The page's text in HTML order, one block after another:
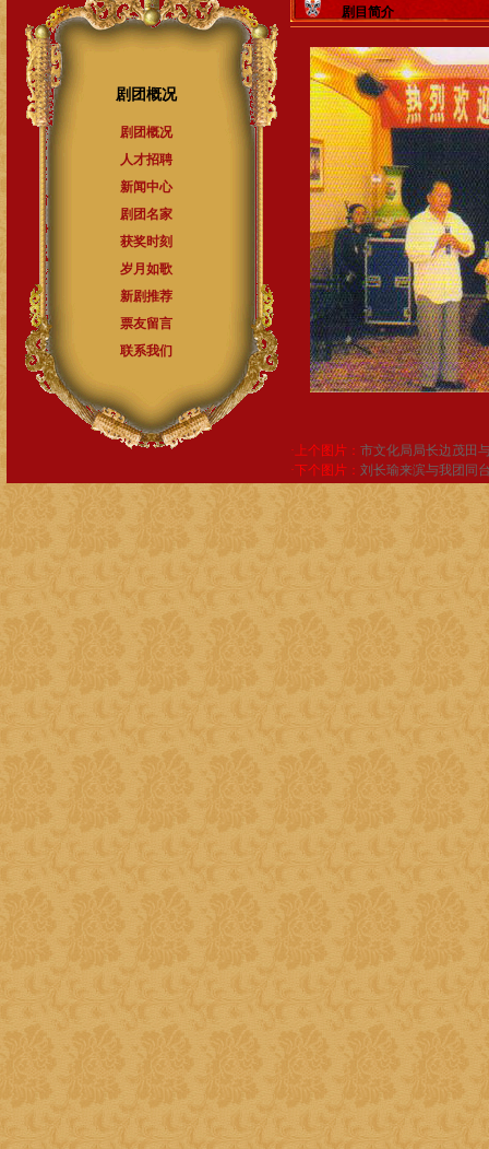
剧团概况
剧团概况
人才招聘
新闻中心
剧团名家
获奖时刻
岁月如歌
新剧推荐
票友留言
联系我们
剧目简介
·上个图片： 市文化局局长边茂田
·下个图片： 刘长瑜来滨与我团同